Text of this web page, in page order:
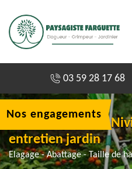
03 59 28 17 68
Tonte de pelouse
entretien jardin
Elagage - Abattage - Taille de
Nos engagements